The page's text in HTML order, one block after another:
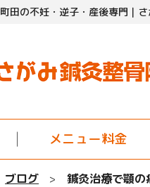
町田の不妊・逆子・産後専門｜さ
メニュー料金
ブログ 鍼灸治療で顎